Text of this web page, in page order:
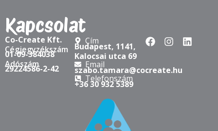
Kapcsolat
Co-Create Kft.
Cégjegyzékszám
01-09-384038
Adószám
29224586-2-42
Cím
Budapest, 1141,
Kalocsai utca 69
Email
szabo.tamara@cocreate.hu
Telefonszám
+36 30 932 5389